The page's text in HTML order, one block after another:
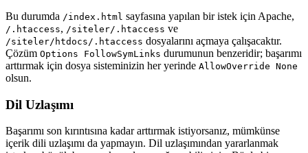
Bu durumda /index.html sayfasına yapılan bir istek için Apache,
/.htaccess, /siteler/.htaccess ve
/siteler/htdocs/.htaccess dosyalarını açmaya çalışacaktır.
Çözüm Options FollowSymLinks durumunun benzeridir; başarımı
arttırmak için dosya sisteminizin her yerinde AllowOverride None
olsun.
Dil Uzlaşımı
Başarımı son kırıntısına kadar arttırmak istiyorsanız, mümkünse
içerik dili uzlaşımı da yapmayın. Dil uzlaşımından yararlanmak